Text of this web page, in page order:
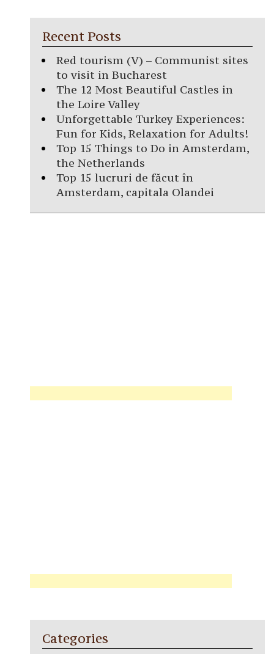
Recent Posts
Red tourism (V) – Communist sites
to visit in Bucharest
The 12 Most Beautiful Castles in
the Loire Valley
Unforgettable Turkey Experiences:
Fun for Kids, Relaxation for Adults!
Top 15 Things to Do in Amsterdam,
the Netherlands
Top 15 lucruri de făcut în
Amsterdam, capitala Olandei
Categories